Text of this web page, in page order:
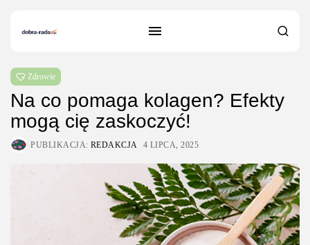
Zdrowie
Na co pomaga kolagen? Efekty
mogą cię zaskoczyć!
PUBLIKACJA: REDAKCJA 4 LIPCA, 2025